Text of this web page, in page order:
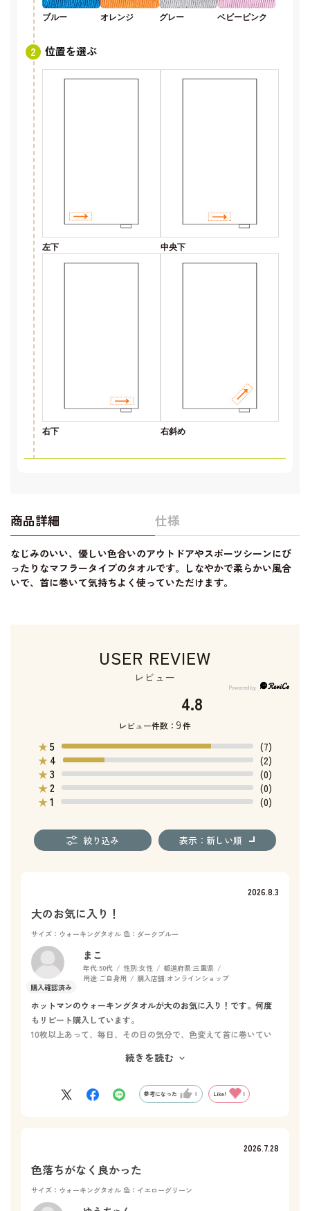
ブルー オレンジ グレー ベビーピンク
位置を選ぶ
左下 中央下
右下 右斜め
商品詳細 仕様
なじみのいい、優しい色合いのアウトドアやスポーツシーンにぴ
ったりなマフラータイプのタオルです。しなやかで柔らかい風合
いで、首に巻いて気持ちよく使っていただけます。
USER REVIEW
レビュー
4.8
レビュー件数：9 件
★5
(7)
★ 4
(2)
★3
(0)
★2
(0)
★1 (0)
絞り込み 表示：新しい順
2026.8.3
大のお気に入り！
サイズ：ウォーキングタオル 色：ダークブルー
まこ
年代:50代 性別:女性 都道府県:三重県
用途: ご自身用 購入店舗:オンラインショップ
ホットマンのウォーキングタオルが大のお気に入り！です。何度
もリピート購入しています。
10枚以上あって、毎日、その日の気分で、色変えて首に巻いてい
ホットマンのウォーキングタオルを巻いていると、汗が気になり
続きを読む
参考になった 0 Like! 0
2026.7.28
色落ちがなく良かった
サイズ：ウォーキングタオル 色：イエローグリーン